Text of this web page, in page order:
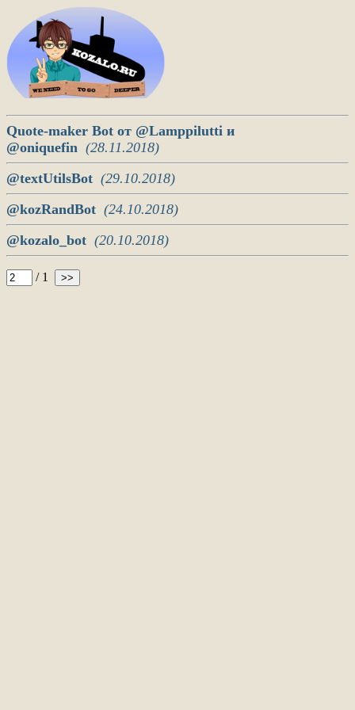
Quote-maker Bot от @Lamppilutti и
@oniquefin (28.11.2018)
@textUtilsBot (29.10.2018)
@kozRandBot (24.10.2018)
@kozalo_bot (20.10.2018)
/ 1